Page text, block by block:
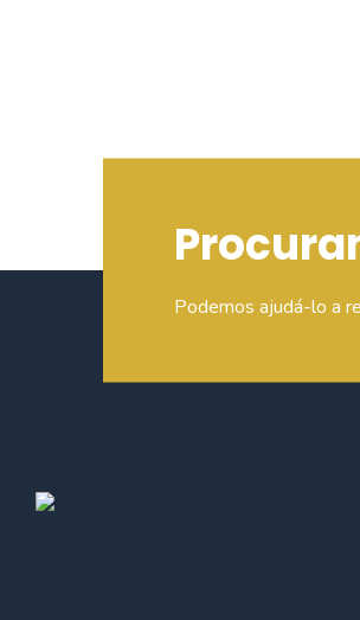
Podemos ajudá-lo a